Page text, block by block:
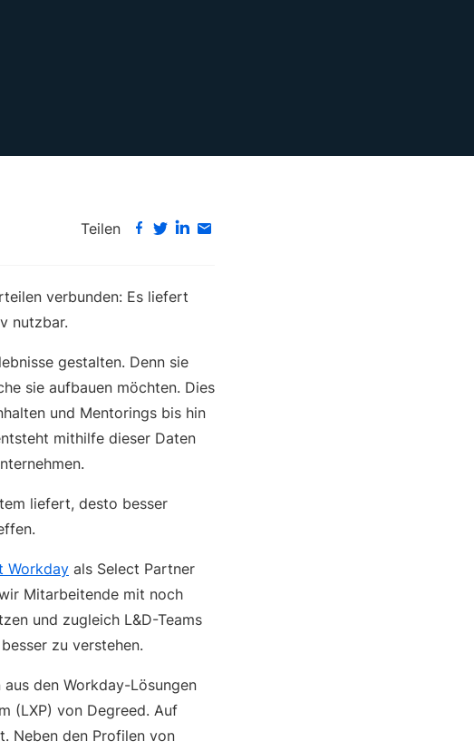
Teilen
verbunden: Es liefert
nutzbar.
gestalten. Denn sie
sie aufbauen möchten. Dies
und Mentorings bis hin
mithilfe dieser Daten
liefert, desto besser
Workday als Select Partner
Mitarbeitende mit noch
und zugleich L&D-Teams
zu verstehen.
den Workday-Lösungen
(LXP) von Degreed. Auf
Neben den Profilen von